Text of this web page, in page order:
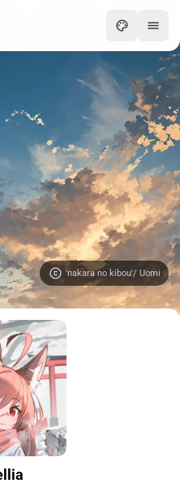
'nakara no kibou'/ Uomi